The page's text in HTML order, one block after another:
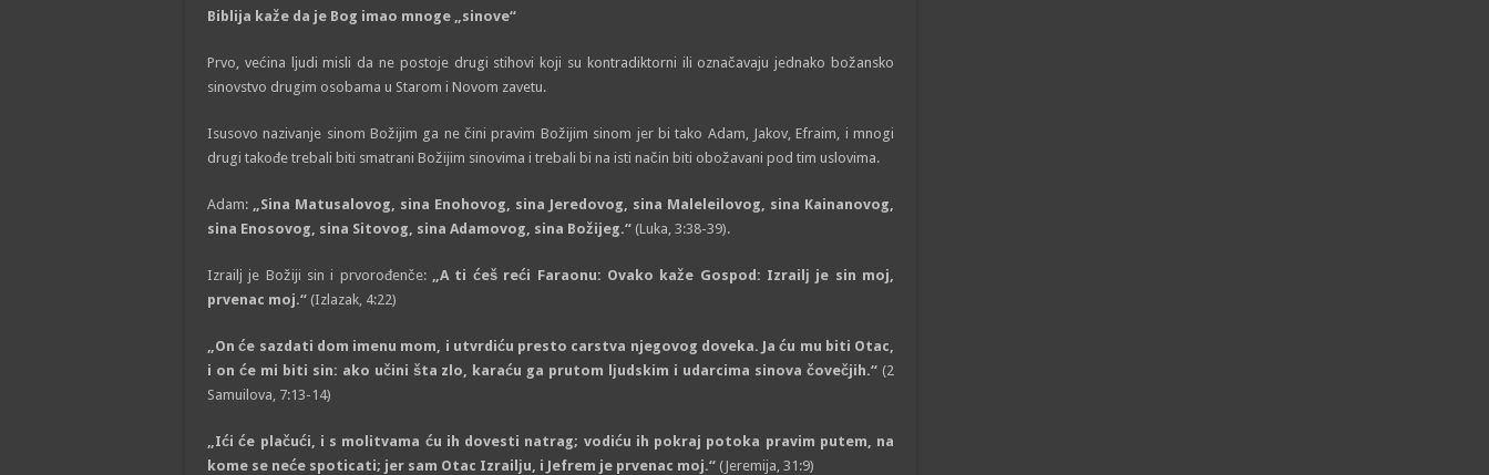
Biblija kaže da je Bog imao mnoge „sinove“
Prvo, većina lјudi misli da ne postoje drugi stihovi koji su kontradiktorni ili označavaju jednako božansko
sinovstvo drugim osobama u Starom i Novom zavetu.
Isusovo nazivanje sinom Božijim ga ne čini pravim Božijim sinom jer bi tako Adam, Jakov, Efraim, i mnogi
drugi takođe trebali biti smatrani Božijim sinovima i trebali bi na isti način biti obožavani pod tim uslovima.
Adam: „Sina Matusalovog, sina Enohovog, sina Jeredovog, sina Maleleilovog, sina Kainanovog,
sina Enosovog, sina Sitovog, sina Adamovog, sina Božijeg.“ (Luka, 3:38-39).
Izrailј je Božiji sin i prvorođenče: „A ti ćeš reći Faraonu: Ovako kaže Gospod: Izrailј je sin moj,
prvenac moj.“ (Izlazak, 4:22)
„On će sazdati dom imenu mom, i utvrdiću presto carstva njegovog doveka. Ja ću mu biti Otac,
i on će mi biti sin: ako učini šta zlo, karaću ga prutom lјudskim i udarcima sinova čovečjih.“ (2
Samuilova, 7:13-14)
„Ići će plačući, i s molitvama ću ih dovesti natrag; vodiću ih pokraj potoka pravim putem, na
kome se neće spoticati; jer sam Otac Izrailјu, i Jefrem je prvenac moj.“ (Jeremija, 31:9)